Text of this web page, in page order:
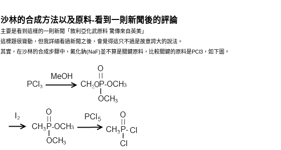
沙林的合成方法以及原料-看到一則新聞後的評論
主要是看到這樣的一則新聞「 敘利亞化武原料 驚傳來自英美 」
這標題很聳動，但我詳細看過新聞之後，會覺得這只不過是故意誇大的說法。
其實，在沙林的合成步驟中，氟化鈉(NaF)並不算是關鍵原料，比較關鍵的原料是PCl3，如下圖。